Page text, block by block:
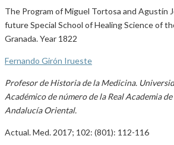
The Program of Miguel Tortosa and Agustín
future Special School of Healing Science of
Granada. Year 1822
Fernando Girón Irueste
Profesor de Historia de la Medicina.
Académico de número de la Real Academia
Andalucía Oriental.
Actual. Med. 2017; 102: (801): 112-116